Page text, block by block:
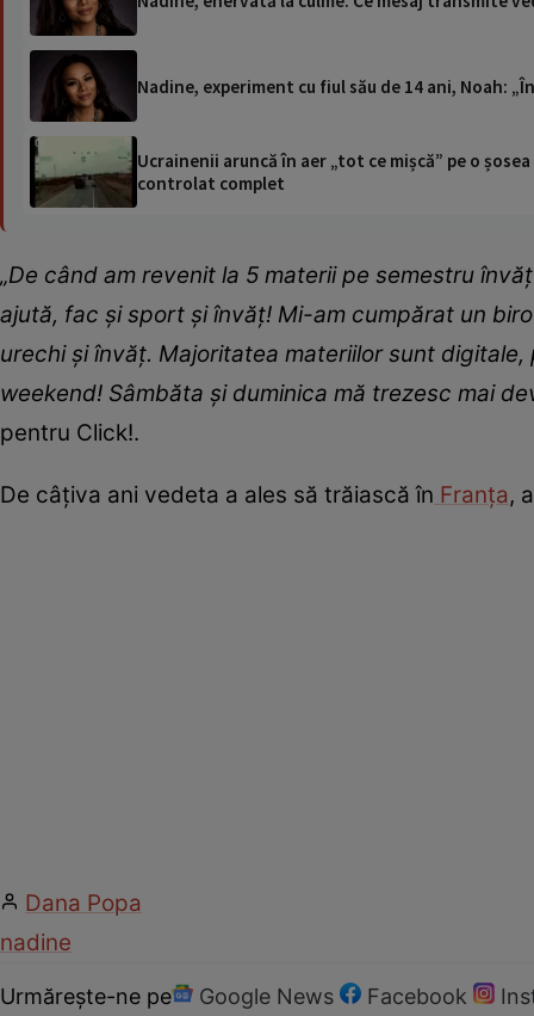
Nadine, experiment cu fiul său de 14 ani, Noah:
Ucrainenii aruncă în aer „tot ce mișcă” pe o
controlat complet
„De când am revenit la 5 materii pe semestru
ajută, fac și sport și învăț! Mi-am cumpărat un
urechi și învăț. Majoritatea materiilor sunt
weekend! Sâmbăta și duminica mă trezesc mai
pentru Click!.
De câțiva ani vedeta a ales să trăiască în Franța,
Dana Popa
nadine
Urmărește-ne pe Google News Facebook